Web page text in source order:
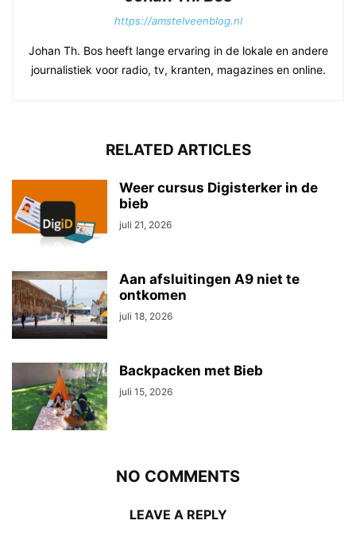
https://amstelveenblog.nl
Johan Th. Bos heeft lange ervaring in de lokale en andere
journalistiek voor radio, tv, kranten, magazines en online.
RELATED ARTICLES
Weer cursus Digisterker in de
bieb
juli 21, 2026
Aan afsluitingen A9 niet te
ontkomen
juli 18, 2026
Backpacken met Bieb
juli 15, 2026
NO COMMENTS
LEAVE A REPLY